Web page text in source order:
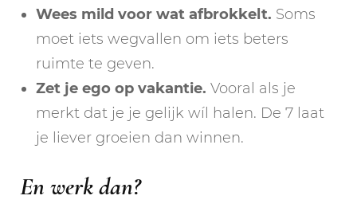
Wees mild voor wat afbrokkelt. Soms
moet iets wegvallen om iets beters
ruimte te geven.
Zet je ego op vakantie. Vooral als je
merkt dat je je gelijk wíl halen. De 7 laat
je liever groeien dan winnen.
En werk dan?